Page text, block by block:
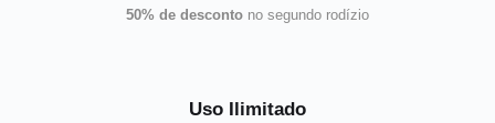
50% de desconto no segundo rodízio
Uso Ilimitado